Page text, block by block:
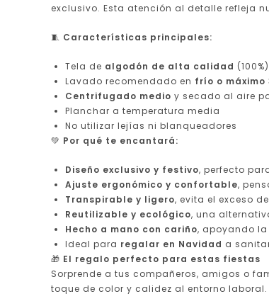
exclusivo. Esta atención al detalle refleja
🧵 Características principales:
Tela de algodón de alta calidad (100%)
Lavado recomendado en frío o máximo
Centrifugado medio y secado al aire
Planchar a temperatura media
No utilizar lejías ni blanqueadores
💚 Por qué te encantará:
Diseño exclusivo y festivo, perfecto
Ajuste ergonómico y confortable,
Transpirable y ligero, evita el exceso
Reutilizable y ecológico, una
Hecho a mano con cariño, apoyando
Ideal para regalar en Navidad a
🎁 El regalo perfecto para estas fiestas
Sorprende a tus compañeros, amigos o
toque de color y calidez al entorno laboral.